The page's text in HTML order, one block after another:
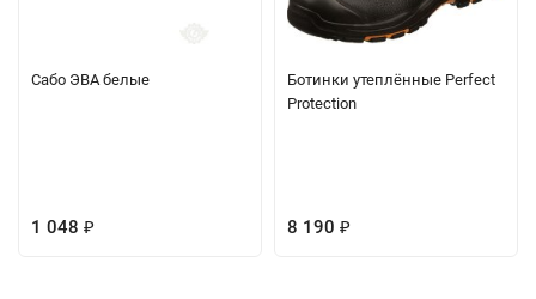
Сабо ЭВА белые
1 048 ₽
Ботинки утеплённые Perfect
Protection
8 190 ₽